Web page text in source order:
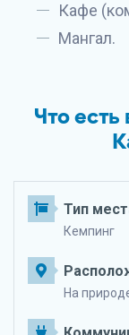
Кафе
Мангал.
Что
Тип
Кемпинг
На